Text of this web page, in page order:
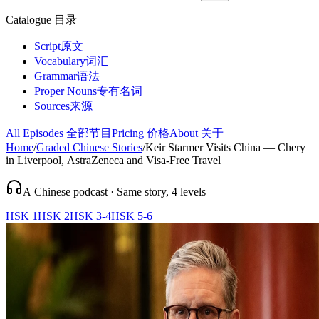
Catalogue 目录
Script原文
Vocabulary词汇
Grammar语法
Proper Nouns专有名词
Sources来源
All Episodes 全部节目 Pricing 价格About 关于
Home/Graded Chinese Stories/Keir Starmer Visits China — Chery
in Liverpool, AstraZeneca and Visa-Free Travel
A Chinese podcast · Same story, 4 levels
HSK 1HSK 2HSK 3-4HSK 5-6